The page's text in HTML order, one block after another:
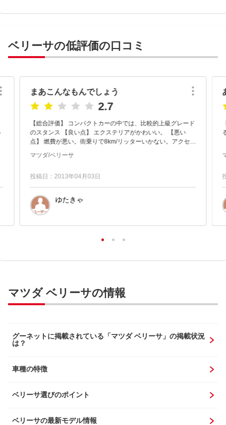
ベリーサの低評価の口コミ
まあこんなもんでしょう
2.7
【総合評価】 コンパクトカーの中では、比較的上級グレード
のスタンス 【良い点】 エクステリアがかわいい。 【悪い
点】 燃費が悪い。街乗りで8km/リッターいかない。アクセル
マツダ/ベリーサ
投稿日：2013年04月03日
ゆたきゃ
マツダ ベリーサの情報
グーネットに掲載されている「マツダ ベリーサ」の掲載状況
は？
車種の特徴
ベリーサ選びのポイント
ベリーサの最新モデル情報